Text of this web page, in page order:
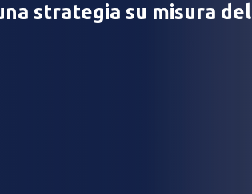
strategia su misura del